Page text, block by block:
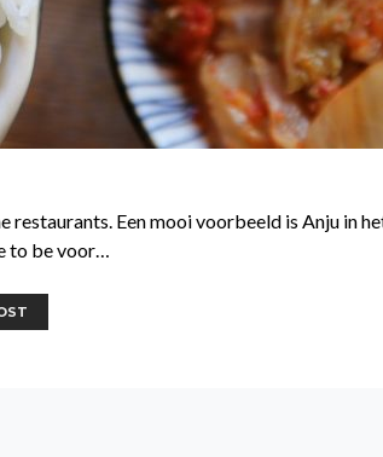
Een mooi voorbeeld is Anju in
to be voor…